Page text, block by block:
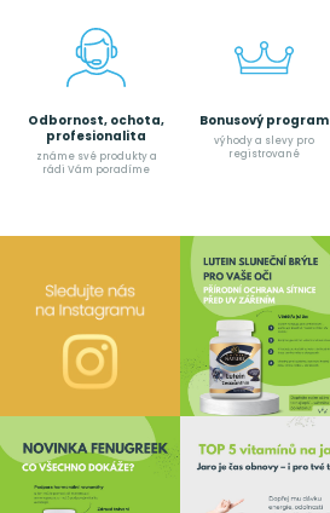
Odbornost, ochota,
profesionalita
známe své produkty a
rádi Vám poradíme
Bonusový program
výhody a slevy pro
registrované